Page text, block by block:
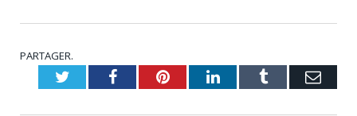
PARTAGER.
TwitterFacebookPinterestLinkedInTumblr